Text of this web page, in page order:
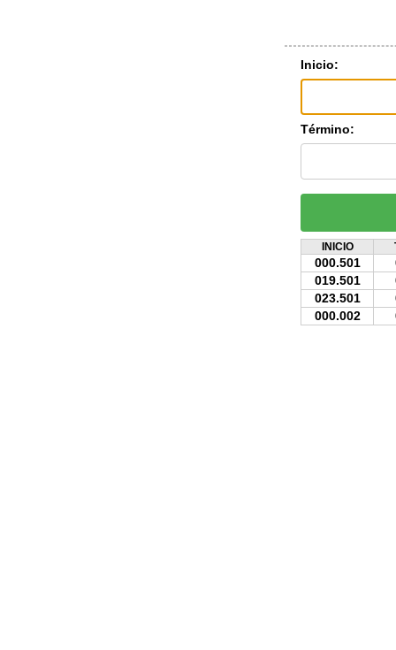
Inicio:
Término:
INICIO
000.501
019.501
023.501
000.002